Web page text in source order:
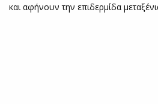
και αφήνουν την επιδερμίδα